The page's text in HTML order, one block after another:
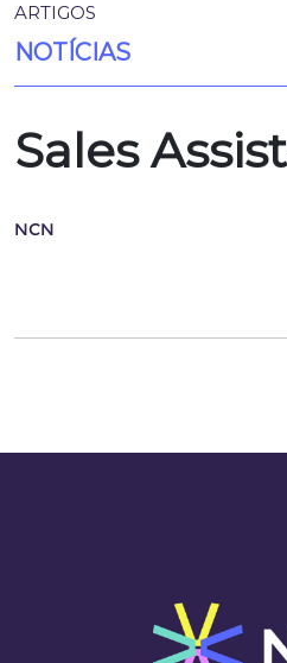
ARTIGOS
NOTÍCIAS
Sales
NCN